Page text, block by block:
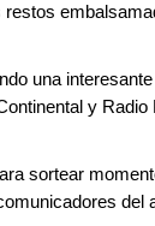
una
y
sortear
del